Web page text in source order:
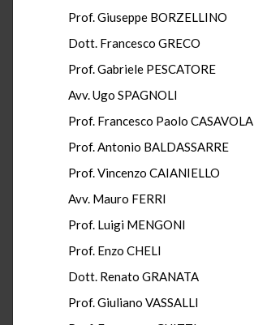
Prof. Giuseppe BORZELLINO
Dott. Francesco GRECO
Prof. Gabriele PESCATORE
Avv. Ugo SPAGNOLI
Prof. Francesco Paolo CASAVOLA
Prof. Antonio BALDASSARRE
Prof. Vincenzo CAIANIELLO
Avv. Mauro FERRI
Prof. Luigi MENGONI
Prof. Enzo CHELI
Dott. Renato GRANATA
Prof. Giuliano VASSALLI